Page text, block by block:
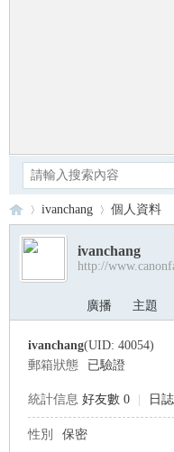
Ca›
ivanchang 個人資料
ivanchang
http://
廣播 主題
ivanchang(UID: 40054)
郵箱狀態
已驗證
統計信息 好友數 0 日
性別 保密